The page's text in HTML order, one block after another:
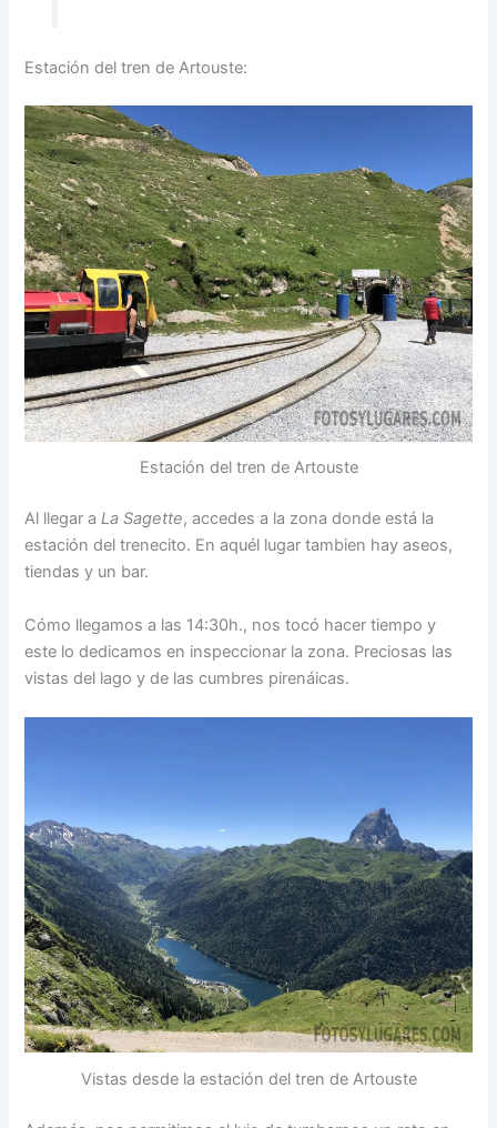
Estación del tren de Artouste:
Estación del tren de Artouste
Al llegar aLa Sagette, accedes a la zona donde está la
estación del trenecito. En aquél lugar tambien hay aseos,
tiendas y un bar.
Cómo llegamos a las 14:30h., nos tocó hacer tiempo y
este lo dedicamos en inspeccionar la zona. Preciosas las
vistas del lago y de las cumbres pirenáicas.
Vistas desde la estación del tren de Artouste